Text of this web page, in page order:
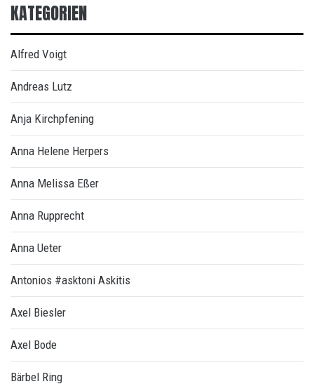
KATEGORIEN
Alfred Voigt
Andreas Lutz
Anja Kirchpfening
Anna Helene Herpers
Anna Melissa Eßer
Anna Rupprecht
Anna Ueter
Antonios #asktoni Askitis
Axel Biesler
Axel Bode
Bärbel Ring